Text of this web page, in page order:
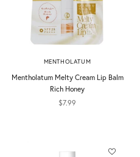
MENTHOLATUM
Mentholatum Melty Cream Lip Balm
Rich Honey
促銷價
$7.99